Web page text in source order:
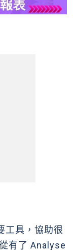
工具，協助很
有了 Analyse